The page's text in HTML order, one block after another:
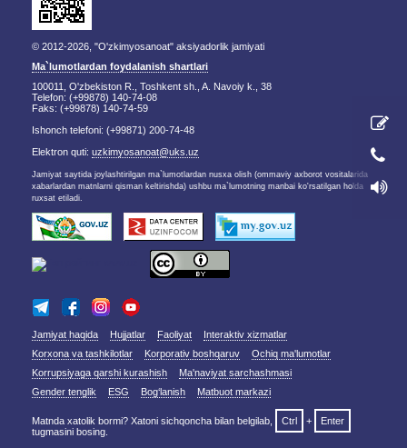
© 2012-2026, "O'zkimyosanoat" aksiyadorlik jamiyati
Ma`lumotlardan foydalanish shartlari
100011, O'zbekiston R., Toshkent sh., A. Navoiy k., 38
Telefon: (+99878) 140-74-08
Faks: (+99878) 140-74-59
Ishonch telefoni: (+99871) 200-74-48
Elektron quti: uzkimyosanoat@uks.uz
Jamiyat saytida joylashtirilgan ma`lumotlardan nusxa olish (ommaviy axborot vositalarida
xabarlardan matnlarni qisman keltirishda) ushbu ma`lumotning manbai ko'rsatilgan holda
ruxsat etiladi.
Jamiyat haqida Hujjatlar Faoliyat
Interaktiv xizmatlar
Korxona va tashkilotlar
Korporativ boshqaruv
Ochiq ma'lumotlar
Korrupsiyaga qarshi kurashish
Ma'naviyat sarchashmasi
Gender tenglik
ESG Bog‘lanish Matbuot markazi
Matnda xatolik bormi? Xatoni sichqoncha bilan belgilab, Ctrl +
Enter
tugmasini bosing.